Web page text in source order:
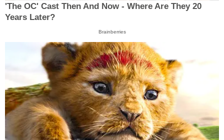
'The OC' Cast Then And Now - Where Are They 20
Years Later?
Brainberries